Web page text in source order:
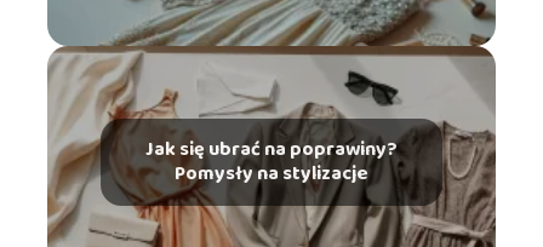
Jak się ubrać na poprawiny?
Pomysły na stylizacje